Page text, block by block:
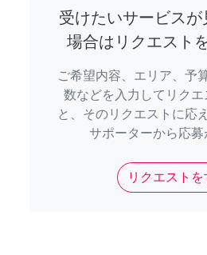
受けたいサービス
場合はリクエスト
ご希望内容、エリア、予
数などを入力してリクエ
と、そのリクエストに応
サポーターから応募
リクエストを